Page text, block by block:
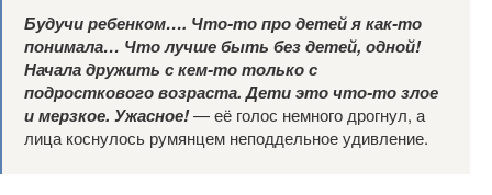
Будучи ребенком…. Что-то про детей я как-то
понимала… Что лучше быть без детей, одной!
Начала дружить с кем-то только с
подросткового возраста. Дети это что-то злое
и мерзкое. Ужасное!— её голос немного дрогнул, а
лица коснулось румянцем неподдельное удивление.